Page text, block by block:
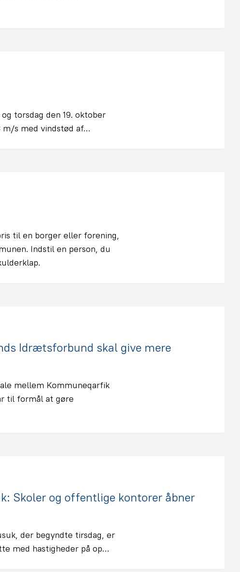
torsdag den 19. oktober
s med vindstød af…
til en borger eller forening,
Indstil en person, du
Idrætsforbund skal give mere
mellem Kommuneqarfik
til formål at gøre
Skoler og offentlige kontorer åbner
der begyndte tirsdag, er
med hastigheder på op…